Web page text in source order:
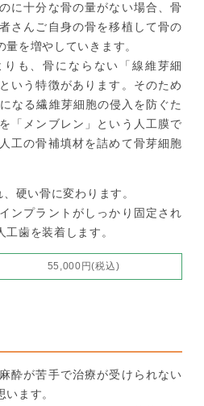
に十分な骨の量がない場合、骨
さんご自身の骨を移植して骨の
を増やしていきます。
も、骨にならない「線維芽細
いう特徴があります。そのため
なる繊維芽細胞の侵入を防ぐた
「メンブレン」という人工膜で
工の骨補填材を詰めて骨芽細胞
硬い骨に変わります。
ンプラントがしっかり固定され
歯を装着します。
55,000円(税込)
酔が苦手で治療が受けられない
ます。